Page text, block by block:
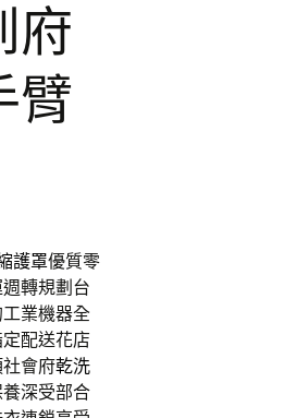
府
臂
護罩優質零
轉規劃台
業機器全
配送花店
會府乾洗
深受部合